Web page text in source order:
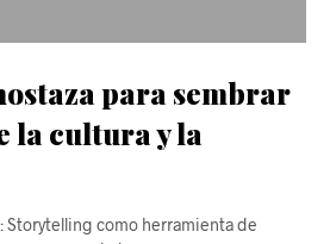
para sembrar
la cultura y la
Storytelling como herramienta de